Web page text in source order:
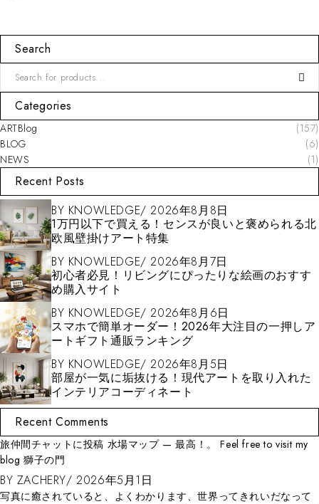
Search
Categories
ARTBlog
(157)
BLOG
(6)
NEWS
(1)
Recent Posts
BY KNOWLEDGE
2026年8月8日
1万円以下で買える！センスが良いと褒められる北
欧風壁掛けアート特集
BY KNOWLEDGE
2026年8月7日
初心者必見！リビングにぴったりな絵画のおすす
め購入サイト
BY KNOWLEDGE
2026年8月6日
スマホで簡単オーダー！2026年大注目の一押しア
ートギフト通販ランキング
BY KNOWLEDGE
2026年8月5日
部屋が一気に垢抜ける！現代アートを取り入れた
インテリアコーディネート
Recent Comments
Какой Vpn лучше всего работает на мобильных устройствах?
BY VPN_SAMN
休暇不要ルート — 事例紹介 すぐ行きたくなる。 My webpage: 並木
の彫像